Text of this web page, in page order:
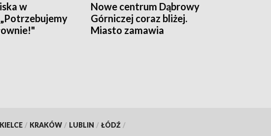
w
Nowe centrum Dąbrowy
Górniczej coraz bliżej.
Miasto zamawia
KIELCE / KRAKÓW / LUBLIN / ŁÓDŹ /